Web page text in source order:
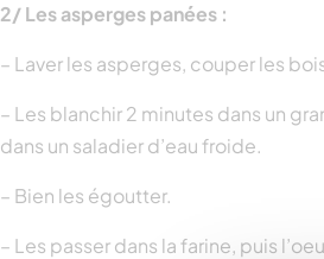
2/ Les asperges panées :
– Laver les asperges, couper les
– Les blanchir 2 minutes dans un
dans un saladier d’eau froide.
– Bien les égoutter.
– Les passer dans la farine, puis